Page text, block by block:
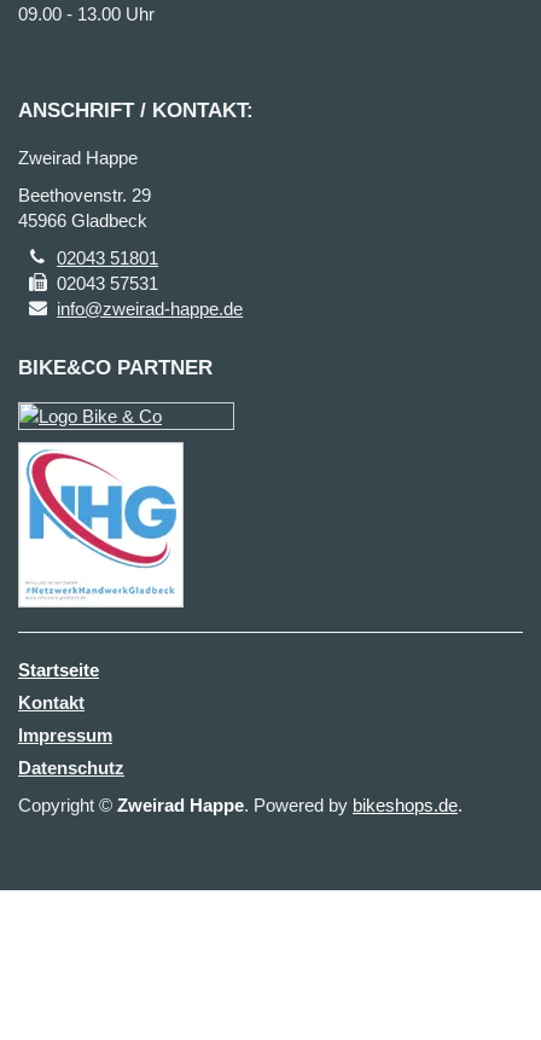
09.00 - 13.00 Uhr
ANSCHRIFT / KONTAKT:
Zweirad Happe
Beethovenstr. 29
45966 Gladbeck
02043 51801
02043 57531
info@zweirad-happe.de
BIKE&CO PARTNER
Startseite
Kontakt
Impressum
Datenschutz
Copyright © Zweirad Happe. Powered by bikeshops.de.